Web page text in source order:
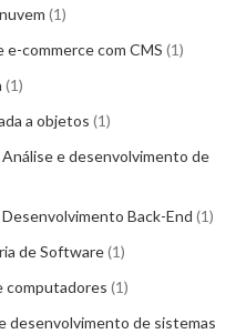
1
commerce com CMS 1
1
a objetos 1
e desenvolvimento de
Back-End 1
de Software 1
computadores 1
desenvolvimento de sistemas